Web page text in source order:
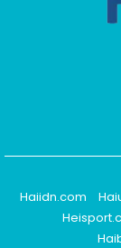
Haiidn.com